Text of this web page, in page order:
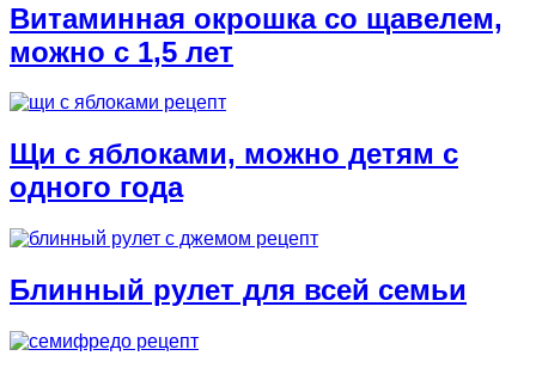
Витаминная окрошка со щавелем,
можно с 1,5 лет
Щи с яблоками, можно детям с
одного года
Блинный рулет для всей семьи